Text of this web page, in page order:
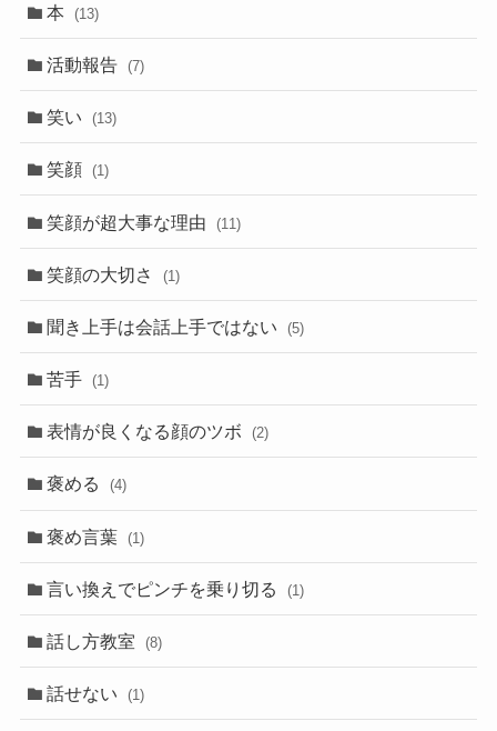
本 (13)
活動報告 (7)
笑い (13)
笑顔 (1)
笑顔が超大事な理由 (11)
笑顔の大切さ (1)
聞き上手は会話上手ではない (5)
苦手 (1)
表情が良くなる顔のツボ (2)
褒める (4)
褒め言葉 (1)
言い換えでピンチを乗り切る (1)
話し方教室 (8)
話せない (1)